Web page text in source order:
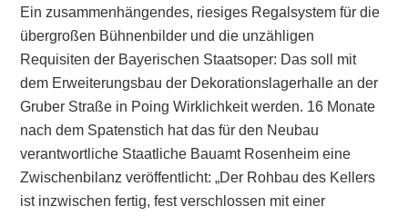
Ein zusammenhängendes, riesiges Regalsystem für die
übergroßen Bühnenbilder und die unzähligen
Requisiten der Bayerischen Staatsoper: Das soll mit
dem Erweiterungsbau der Dekorationslagerhalle an der
Gruber Straße in Poing Wirklichkeit werden. 16 Monate
nach dem Spatenstich hat das für den Neubau
verantwortliche Staatliche Bauamt Rosenheim eine
Zwischenbilanz veröffentlicht: „Der Rohbau des Kellers
ist inzwischen fertig, fest verschlossen mit einer